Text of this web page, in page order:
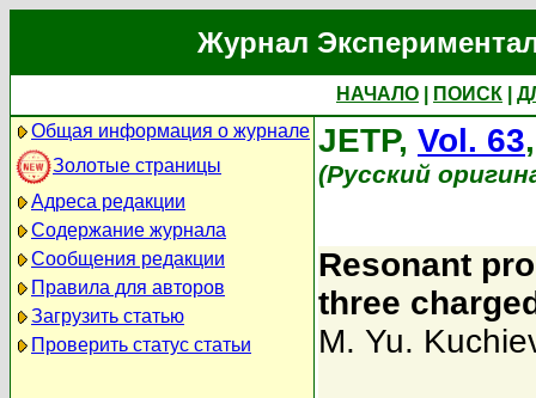
Журнал
НАЧАЛО ПОИСК
Общая информация о журнале
Золотые страницы
Адреса редакции
Содержание журнала
Сообщения редакции
Правила для авторов
Загрузить статью
Проверить статус статьи
JETP, Vol. 63
(Русский
Resonant
three
M. Yu.